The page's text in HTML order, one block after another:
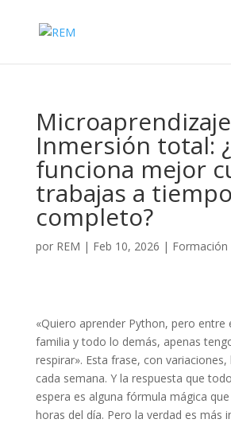
Inmersión total:
funciona mejor
trabajas a tiempo
completo?
por REM | Feb 10, 2026 | Formación
«Quiero aprender Python, pero entre
familia y todo lo demás, apenas
respirar». Esta frase, con variaciones,
cada semana. Y la respuesta que
espera es alguna fórmula mágica
horas del día. Pero la verdad es más